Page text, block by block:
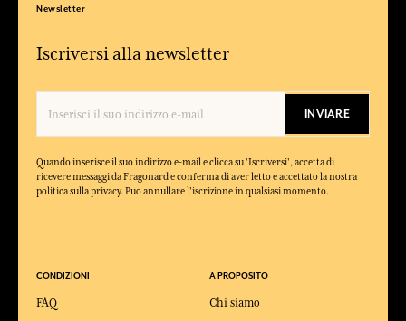
Newsletter
Iscriversi alla newsletter
INVIARE
Quando inserisce il suo indirizzo e-mail e clicca su 'Iscriversi', accetta di
ricevere messaggi da Fragonard e conferma di aver letto e accettato la nostra
politica sulla privacy. Puo annullare l'iscrizione in qualsiasi momento.
CONDIZIONI
FAQ
A PROPOSITO
Chi siamo